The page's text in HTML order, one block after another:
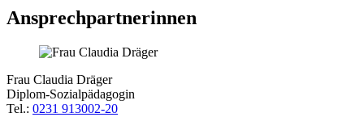
Ansprechpartnerinnen
Frau Claudia Dräger
Diplom-Sozialpädagogin
Tel.: 0231 913002-20